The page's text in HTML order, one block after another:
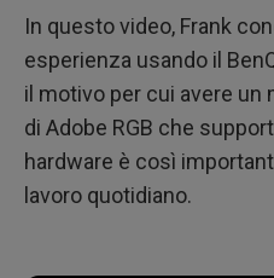
In questo video, Frank
esperienza usando il
il motivo per cui avere un
di Adobe RGB che
hardware è così
lavoro quotidiano.